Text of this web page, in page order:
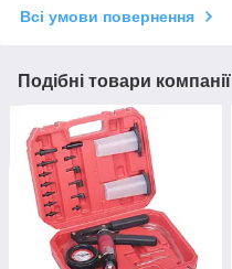
Всі умови повернення
Подібні товари компанії